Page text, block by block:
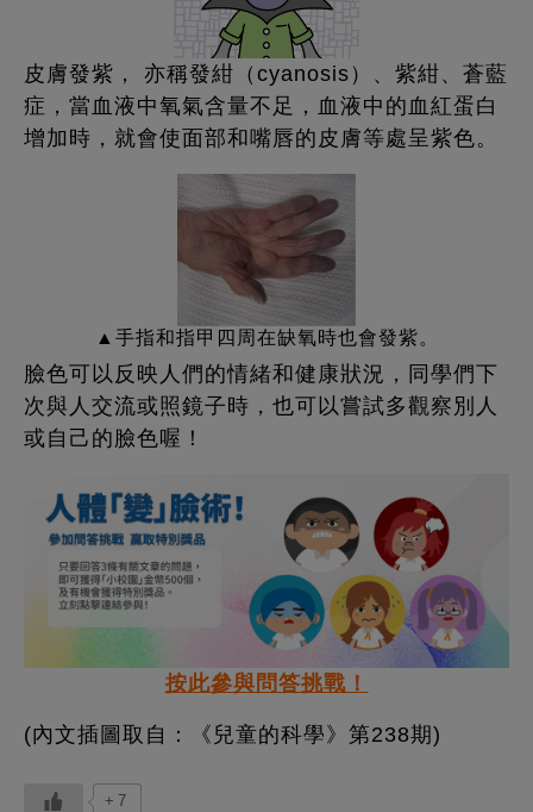
皮膚發紫， 亦稱發紺（cyanosis）、紫紺、蒼藍
症，當血液中氧氣含量不足，血液中的血紅蛋白
增加時，就會使面部和嘴唇的皮膚等處呈紫色。
▲手指和指甲四周在缺氧時也會發紫。
臉色可以反映人們的情緒和健康狀況，同學們下
次與人交流或照鏡子時，也可以嘗試多觀察別人
或自己的臉色喔！
按此參與問答挑戰！
(內文插圖取自：《兒童的科學》第238期)
+7